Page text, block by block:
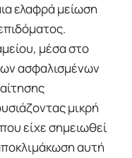
ελαφρά μείωση
μέσα στο
ασφαλισμένων
μικρή
που είχε σημειωθεί
αυτή